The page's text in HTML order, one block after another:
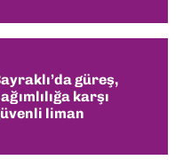
güreş,
karşı
liman